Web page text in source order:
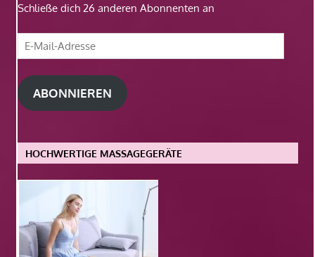
Schließe dich 26 anderen Abonnenten an
E-
Mail-
Adresse
ABONNIEREN
HOCHWERTIGE MASSAGEGERÄTE